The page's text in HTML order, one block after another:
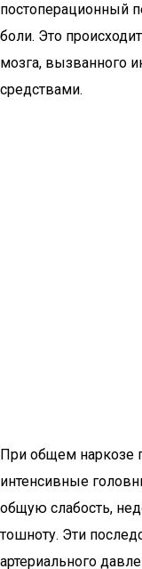
постоперационный
боли. Это
мозга, вызванного
средствами.
При общем наркозе
интенсивные
общую слабость,
тошноту. Эти
артериального